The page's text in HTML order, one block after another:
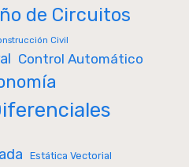
de Circuitos
Civil
Control Automático
Estática Vectorial